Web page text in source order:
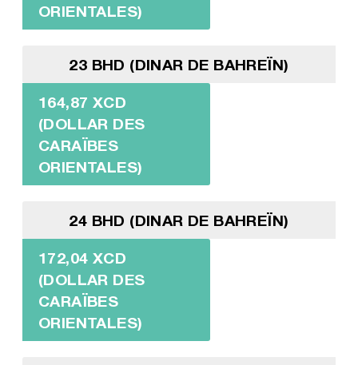
ORIENTALES)
23 BHD (DINAR DE BAHREÏN)
164,87 XCD
(DOLLAR DES
CARAÏBES
ORIENTALES)
24 BHD (DINAR DE BAHREÏN)
172,04 XCD
(DOLLAR DES
CARAÏBES
ORIENTALES)